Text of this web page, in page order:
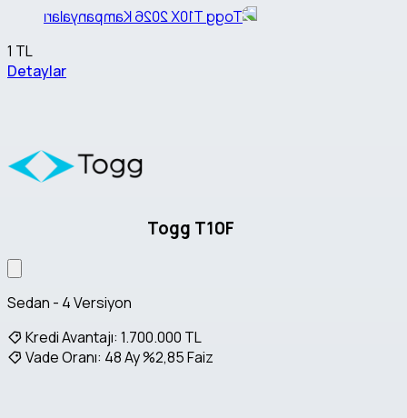
1 TL
Detaylar
Togg T10F
Sedan - 4 Versiyon
Kredi Avantajı: 1.700.000 TL
Vade Oranı: 48 Ay %2,85 Faiz